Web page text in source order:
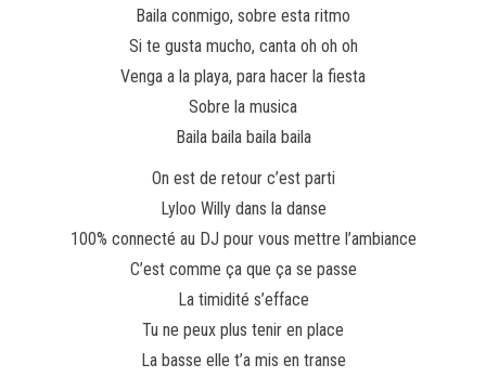
Baila conmigo, sobre esta ritmo
Si te gusta mucho, canta oh oh oh
Venga a la playa, para hacer la fiesta
Sobre la musica
Baila baila baila baila
On est de retour c’est parti
Lyloo Willy dans la danse
100% connecté au DJ pour vous mettre l’ambiance
C’est comme ça que ça se passe
La timidité s’efface
Tu ne peux plus tenir en place
La basse elle t’a mis en transe